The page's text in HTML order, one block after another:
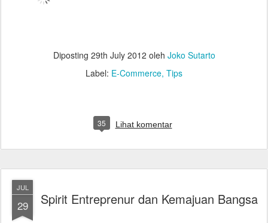
Diposting 29th July 2012 oleh Joko Sutarto
Label: E-Commerce Tips
35 Lihat komentar
JUL
29 Spirit Entreprenur dan Kemajuan Bangsa